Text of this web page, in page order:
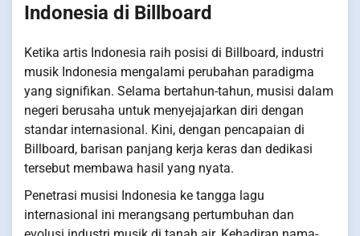
Indonesia di Billboard
Ketika artis Indonesia raih posisi di Billboard, industri
musik Indonesia mengalami perubahan paradigma
yang signifikan. Selama bertahun-tahun, musisi dalam
negeri berusaha untuk menyejajarkan diri dengan
standar internasional. Kini, dengan pencapaian di
Billboard, barisan panjang kerja keras dan dedikasi
tersebut membawa hasil yang nyata.
Penetrasi musisi Indonesia ke tangga lagu
internasional ini merangsang pertumbuhan dan